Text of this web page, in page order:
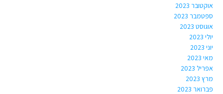
אוקטובר 2023
ספטמבר 2023
אוגוסט 2023
יולי 2023
יוני 2023
מאי 2023
אפריל 2023
מרץ 2023
פברואר 2023